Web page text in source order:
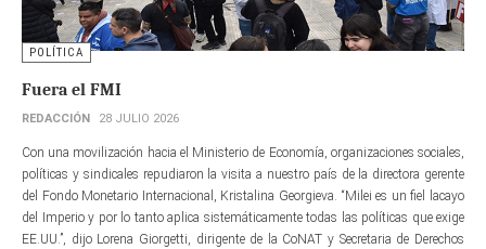
POLÍTICA
Fuera el FMI
REDACCIÓN 28 JULIO 2026
Con una movilización hacia el Ministerio de Economía, organizaciones sociales,
políticas y sindicales repudiaron la visita a nuestro país de la directora gerente​
del Fondo Monetario Internacional, Kristalina Georgieva. “Milei es un fiel lacayo
del Imperio y por lo tanto aplica sistemáticamente todas las políticas que exige
EE.UU.”, dijo Lorena Giorgetti, dirigente de la CoNAT y Secretaria de Derechos